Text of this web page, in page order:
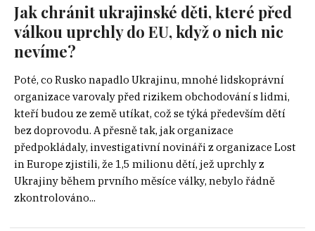
Jak chránit ukrajinské děti, které před
válkou uprchly do EU, když o nich nic
nevíme?
Poté, co Rusko napadlo Ukrajinu, mnohé lidskoprávní
organizace varovaly před rizikem obchodování s lidmi,
kteří budou ze země utíkat, což se týká především dětí
bez doprovodu. A přesně tak, jak organizace
předpokládaly, investigativní novináři z organizace Lost
in Europe zjistili, že 1,5 milionu dětí, jež uprchly z
Ukrajiny během prvního měsíce války, nebylo řádně
zkontrolováno...